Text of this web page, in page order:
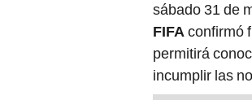
sábado 31 de
FIFAconfirmó
permitirá
incumplir las